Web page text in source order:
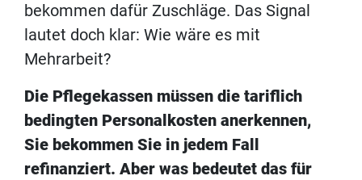
bekommen dafür Zuschläge. Das Signal
lautet doch klar: Wie wäre es mit
Mehrarbeit?
Die Pflegekassen müssen die tariflich
bedingten Personalkosten anerkennen,
Sie bekommen Sie in jedem Fall
refinanziert. Aber was bedeutet das für